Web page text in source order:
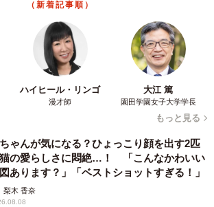
ターをより魅力的にしたのは、石田さ
からこそだったのかもしれません。
（新着記事順）
ハイヒール・リンゴ
漫才師
大江 篤
園田学園女子大学学長
もっと見る
ゃんが気になる？ひょっこり顔を出す2匹
の愛らしさに悶絶…！ 「こんなかわいい
あります？」「ベストショットすぎる！」
梨木 香奈